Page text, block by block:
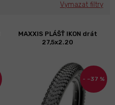
Vymazat filtry
–37 %
MAXXIS PLÁŠŤ IKON drát
27,5x2.20